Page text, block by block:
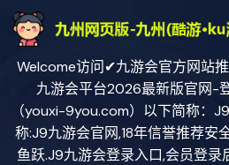
Welcome访问✔九游会官方网站
九游会平台2026最新版官网-
（youxi-9you.com）以下简称：
称:J9九游会官网,18年信誉推荐安
鱼跃.J9九游会登录入口,会员登录